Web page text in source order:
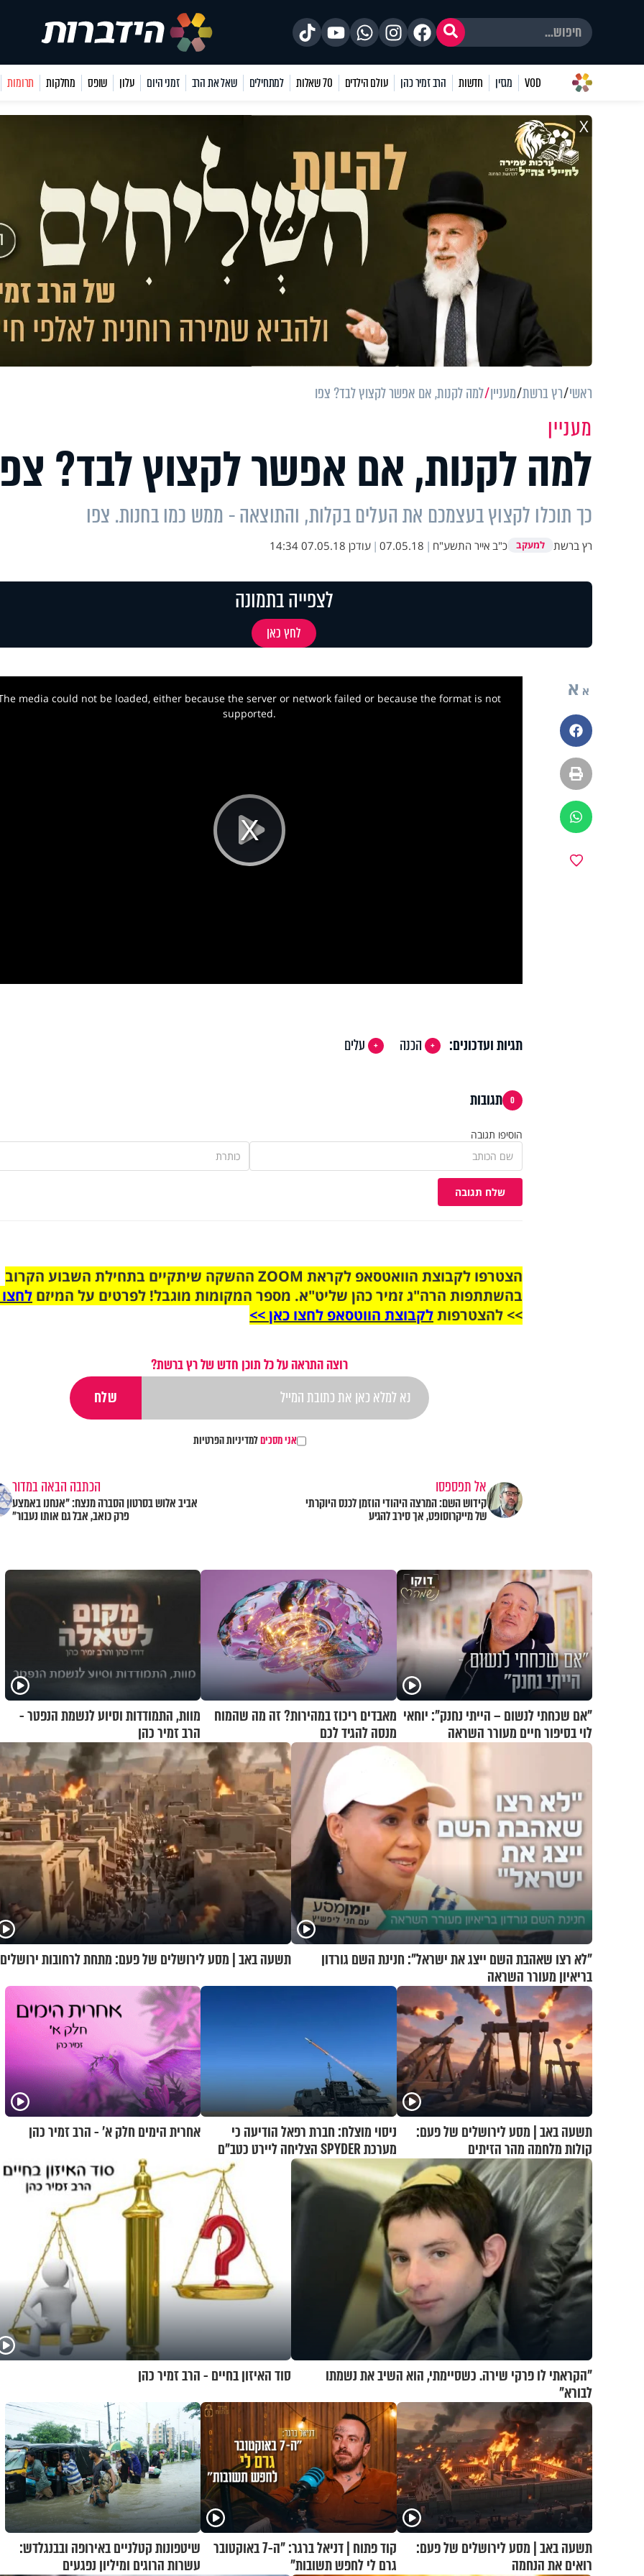
VOD מגזין חדשות הרב זמיר כהן עולם הילדים 70 שאלות למתחילים שאל את הרב זמני היום עלון שופס מחלקות תרומות
X
ראשי רץ ברשת מעניין למה לקנות, אם אפשר לקצוץ לבד? צפו
מעניין
למה לקנות, אם אפשר לקצוץ לבד?
כך תוכלו לקצוץ בעצמכם את העלים בקלות, והתוצאה - ממש כמו בחנות. צפו
רץ ברשת למעקב כ"ב אייר התשע"ח |
07.05.18
| עודכן 07.05.18 14:34
לצפייה בתמונה
לחץ כאן
א א
פייסבוק
הדפסה
ווטסאפ
Play
media could not be loaded, either because the server or network failed or because the format is not
supported.
תגיות ועדכונים: הכנה עלים
0 תגובות
הוסיפו תגובה
שלח תגובה
הצטרפו לקבוצת הוואטסאפ לקראת ZOOM ההשקה שיתקיים בתחילת השבוע הקרוב
בהשתתפות הרה"ג זמיר כהן שליט"א. מספר המקומות מוגבל! לפרטים על המיזם
>> להצטרפותלקבוצת הווטסאפ לחצו כאן >>
רוצה התראה על כל תוכן חדש של רץ ברשת?
אני מסכיםלמדיניות הפרטיות
אל תפספסו
קידוש השם: המרצה היהודי הוזמן לכנס היוקרתי
של מייקרוסופט, אך סירב להגיע
הכתבה הבאה במדור
אביב אלוש בסרטון הסברה מנצח: "אנחנו באמצע
פרק כואב, אבל גם אותו נעבור"
"אם שכחתי לנשום – הייתי נחנק": יוחאי
לוי בסיפור חיים מעורר השראה
מאבדים ריכוז במהירות? זה מה שהמוח
מנסה להגיד לכם
מוות, התמודדות וסיוע לנשמת הנפטר -
הרב זמיר כהן
"לא רצו שאהבת השם ייצג את ישראל": חנינת השם גורדון
בריאיון מעורר השראה
תשעה באב | מסע לירושלים של פעם: מתחת לרחובות ירושלים
תשעה באב | מסע לירושלים של פעם:
קולות מלחמה מהר הזיתים
ניסוי מוצלח: חברת רפאל הודיעה כי
מערכת SPYDER הצליחה ליירט כטב"ם
אחרית הימים חלק א’ - הרב זמיר כהן
"הקראתי לו פרקי שירה. כשסיימתי, הוא השיב את נשמתו
לבורא"
סוד האיזון בחיים - הרב זמיר כהן
תשעה באב | מסע לירושלים של פעם:
רואים את הנחמה
קוד פתוח | דניאל ברגר: "ה-7 באוקטובר
גרם לי לחפש תשובות"
שיטפונות קטלניים באירופה ובבנגלדש:
עשרות הרוגים ומיליון נפגעים